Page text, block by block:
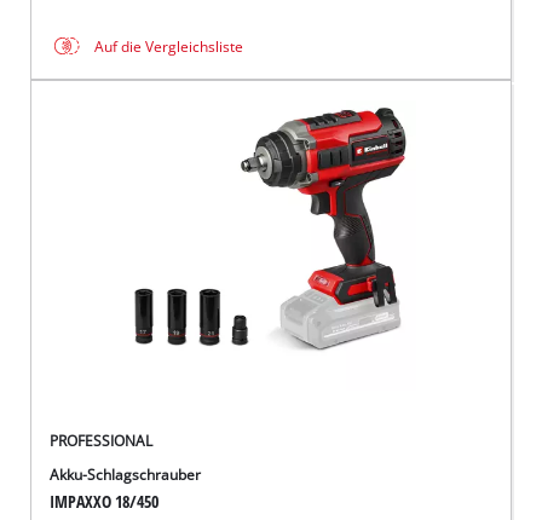
Auf die Vergleichsliste
PROFESSIONAL
Akku-Schlagschrauber
IMPAXXO 18/450